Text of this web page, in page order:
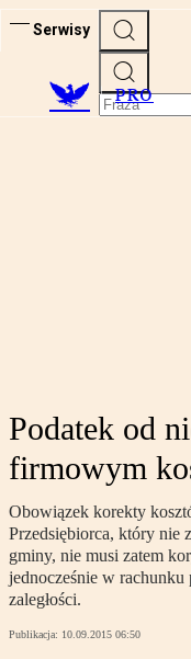
Serwisy
PRO
Podatek od
firmowym
Obowiązek korekty
Przedsiębiorca, który nie
gminy, nie musi zatem
jednocześnie w rachunku
zaległości.
Publikacja: 10.09.2015 06:50